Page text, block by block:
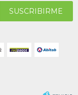
SUSCRIBIRME